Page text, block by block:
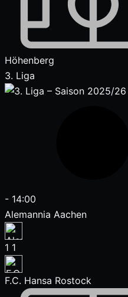
Höhenberg
3. Liga
- 14:00
Alemannia Aachen
1 1
F.C. Hansa Rostock